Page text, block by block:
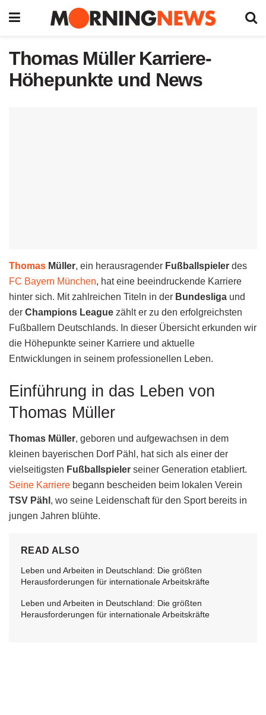
Thomas Müller Karriere-
Höhepunkte und News
Thomas Müller, ein herausragender Fußballspieler des
FC Bayern München, hat eine beeindruckende Karriere
hinter sich. Mit zahlreichen Titeln in der Bundesliga und
der Champions League zählt er zu den erfolgreichsten
Fußballern Deutschlands. In dieser Übersicht erkunden wir
die Höhepunkte seiner Karriere und aktuelle
Entwicklungen in seinem professionellen Leben.
Einführung in das Leben von
Thomas Müller
Thomas Müller, geboren und aufgewachsen in dem
kleinen bayerischen Dorf Pähl, hat sich als einer der
vielseitigsten Fußballspieler seiner Generation etabliert.
Seine Karriere begann bescheiden beim lokalen Verein
TSV Pähl , wo seine Leidenschaft für den Sport bereits in
jungen Jahren blühte.
READ ALSO
Leben und Arbeiten in Deutschland: Die größten
Herausforderungen für internationale Arbeitskräfte
Leben und Arbeiten in Deutschland: Die größten
Herausforderungen für internationale Arbeitskräfte